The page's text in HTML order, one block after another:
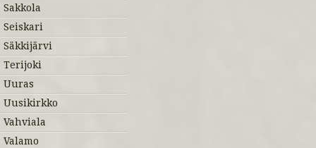
Sakkola
Seiskari
Säkkijärvi
Terijoki
Uuras
Uusikirkko
Vahviala
Valamo